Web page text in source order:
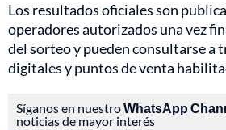
Los resultados oficiales son
operadores autorizados una vez
del sorteo y pueden consultarse a
digitales y puntos de venta
Síganos en nuestroWhatsApp
noticias de mayor interés